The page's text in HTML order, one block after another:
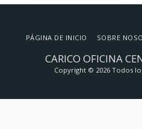
CARICO OFICINA
Copyright © 2026 Todos
PÁGINA DE INICIO SOBRE